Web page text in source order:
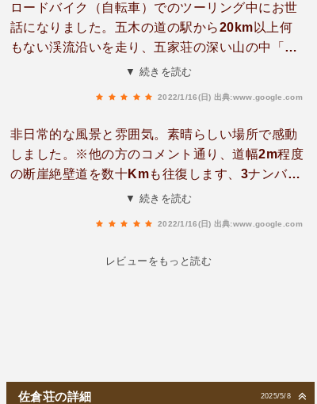
お好きな方も楽しめます。過去に何人もの芸能人
の方が来られているようですが、確かに芸能人の
方が喧噪から離れ、ゆっくりされるにはとても良
い場所だと思います。
ロードバイク（自転車）でのツーリング中にお世
話になりました。五木の道の駅から20km以上何
もない渓流沿いを走り、五家荘の深い山の中「平
家トンネル」をくぐってしばらく走ると、ぽつん
連れなど数多く泊まられていました。古民家風の
建物、食堂の天井は昔の農家のまま。なによりも
ホストのご家族が本当に素敵で親切で、田舎に帰
▼ 続きを読む
2022/1/16(日) 出典:www.google.com
非日常的な風景と雰囲気。素晴らしい場所で感動
しました。※他の方のコメント通り、道幅2m程度
の断崖絶壁道を数十Kmも往復します、3ナンバー
の車、運転が上手でほ無いかたは行かない方が良
▼ 続きを読む
2022/1/16(日) 出典:www.google.com
レビューをもっと読む
2025/5/8
佐倉荘の詳細